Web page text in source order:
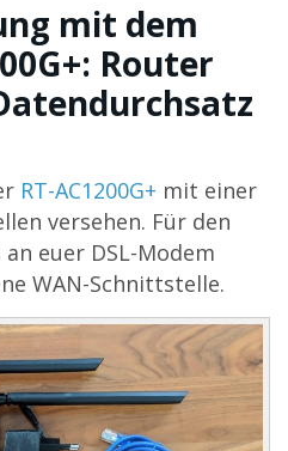
mit dem
Router
RT-AC1200G+ mit einer
versehen. Für den
euer DSL-Modem
WAN-Schnittstelle.